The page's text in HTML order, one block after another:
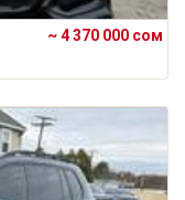
~ 4 370 000 сом